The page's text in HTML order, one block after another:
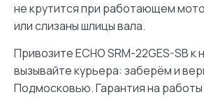
не крутится при работающем
или слизаны шлицы вала.
Привозите ECHO SRM-22GES-SB к
вызывайте курьера: заберём и
Подмосковью. Гарантия на работы